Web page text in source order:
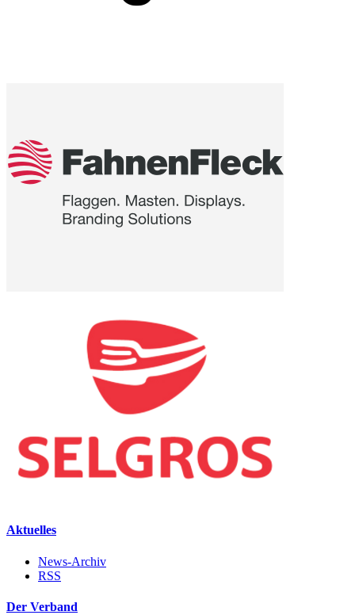
Aktuelles
News-Archiv
RSS
Der Verband